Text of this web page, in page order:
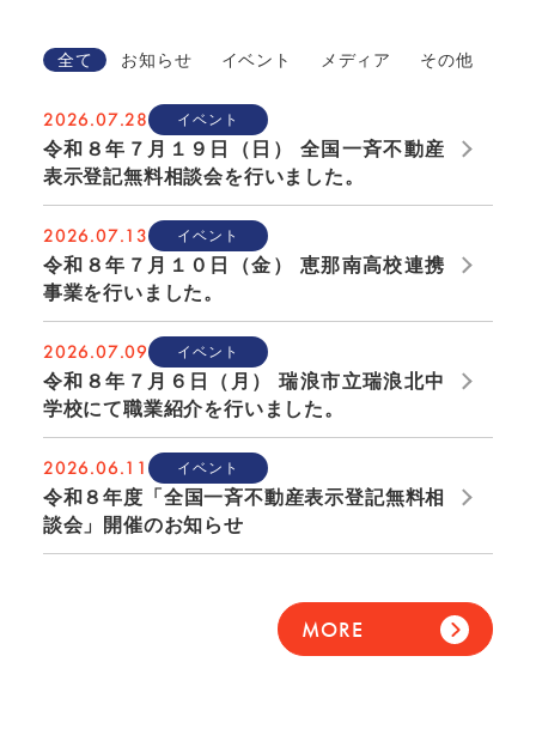
全て お知らせ イベント メディア その他
2026.07.28 イベント
令和８年７月１９日（日） 全国一斉不動産
表示登記無料相談会を行いました。
2026.07.13 イベント
令和８年７月１０日（金） 恵那南高校連携
事業を行いました。
2026.07.09 イベント
令和８年７月６日（月） 瑞浪市立瑞浪北中
学校にて職業紹介を行いました。
2026.06.11 イベント
令和８年度「全国一斉不動産表示登記無料相
談会」開催のお知らせ
MORE